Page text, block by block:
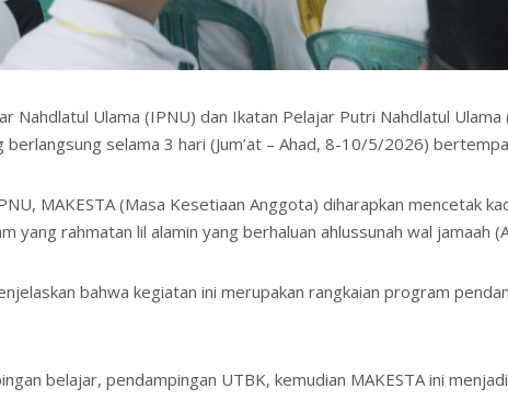
Nahdlatul Ulama (IPNU) dan Ikatan Pelajar Putri Nahdlatul
selama 3 hari (Jum’at – Ahad, 8-10/5/2026)
MAKESTA (Masa Kesetiaan Anggota) diharapkan mencetak
rahmatan lil alamin yang berhaluan ahlussunah wal jamaah
bahwa kegiatan ini merupakan rangkaian program
belajar, pendampingan UTBK, kemudian MAKESTA ini